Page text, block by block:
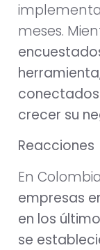
meses.
crecer su
Reacciones
En Colombia
empresas
en los
se